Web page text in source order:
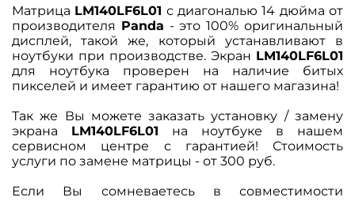
Матрица LM140LF6L01 с диагональю 14 дюйма от
производителя Panda - это 100% оригинальный
дисплей, такой же, который устанавливают в
ноутбуки при производстве. Экран LM140LF6L01
для ноутбука проверен на наличие битых
пикселей и имеет гарантию от нашего магазина!
Так же Вы можете заказать установку / замену
экрана LM140LF6L01 на ноутбуке в нашем
сервисном центре с гарантией! Стоимость
услуги по замене матрицы - от 300 руб.
Если Вы сомневаетесь в совместимости